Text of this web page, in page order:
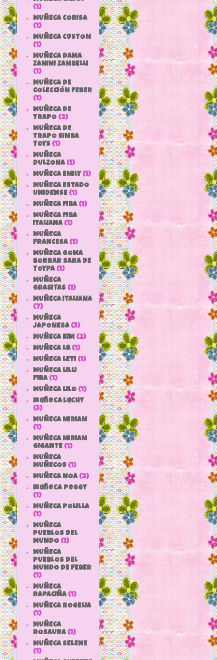
(1)
MUÑECA CORISA
(1)
MUÑECA CUSTOM
(1)
MUÑECA DAMA
ZANINI ZAMBELLI
(1)
MUÑECA DE
COLECCIÓN FEBER
(1)
MUÑECA DE
TRAPO (2)
MUÑECA DE
TRAPO SIMBA
TOYS (1)
MUÑECA
DULZONA (1)
MUÑECA EMILY (1)
MUÑECA ESTADO
UNIDENSE (1)
MUÑECA FIBA (1)
MUÑECA FIBA
ITALIANA (1)
MUÑECA
FRANCESA (1)
MUÑECA GOMA
BORRAR SARA DE
TOYPA (1)
MUÑECA
GRASITAS (1)
MUÑECA ITALIANA
(7)
MUÑECA
JAPONESA (3)
MUÑECA KIM (2)
MUÑECA LB (1)
MUÑECA LETI (1)
MUÑECA LILLI
FIBA (1)
MUÑECA LILO (1)
muñeca luchy
(3)
MUÑECA MIRIAM
(1)
MUÑECA MIRIAM
GIGANTE (1)
MUÑECA
MUÑECOS (1)
MUÑECA NOA (2)
muñeca peggy
(1)
MUÑECA POLILLA
(1)
MUÑECA
PUEBLOS DEL
MUNDO (1)
MUÑECA
PUEBLOS DEL
MUNDO DE FEBER
(1)
MUÑECA
RAPACIÑA (1)
MUÑECA ROGELIA
(1)
MUÑECA
ROSAURA (1)
MUÑECA SELENE
(1)